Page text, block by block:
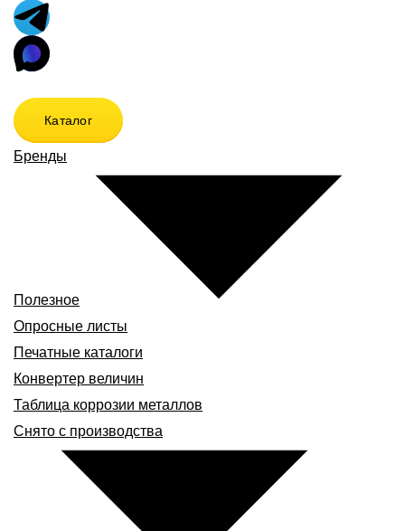
Каталог
Бренды
Полезное
Опросные листы
Печатные каталоги
Конвертер величин
Таблица коррозии металлов
Снято с производства